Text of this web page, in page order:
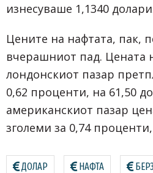
изнесуваше 1,1340
Цените на нафтата, пак,
вчерашниот пад. Цената
лондонскиот пазар
0,62 проценти, на 61,50
американскиот пазар
зголеми за 0,74
ДОЛАР НАФТА